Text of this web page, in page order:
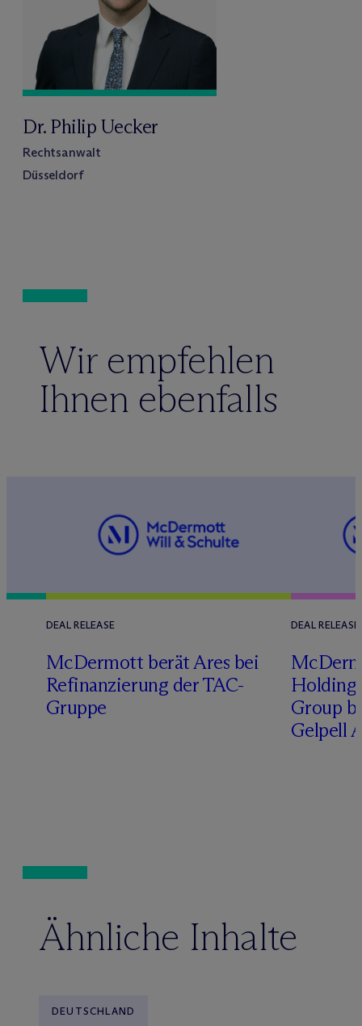
Dr. Philip Uecker
Rechtsanwalt
Düsseldorf
Wir empfehlen
Ihnen ebenfalls
DEAL RELEASE
McDermott berät Ares bei
Refinanzierung der TAC-
Gruppe
DEAL RELEASE
Mc
Holding
Group
Gelpell
Ähnliche Inhalte
DEUTSCHLAND